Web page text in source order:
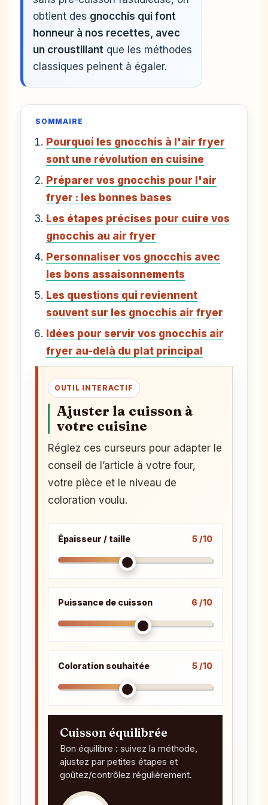
obtient des gnocchis qui font
honneur à nos recettes, avec
un croustillant que les méthodes
classiques peinent à égaler.
SOMMAIRE
Pourquoi les gnocchis à l'air fryer
sont une révolution en cuisine
Préparer vos gnocchis pour l'air
fryer : les bonnes bases
Les étapes précises pour cuire vos
gnocchis au air fryer
Personnaliser vos gnocchis avec
les bons assaisonnements
Les questions qui reviennent
souvent sur les gnocchis air fryer
Idées pour servir vos gnocchis air
fryer au-delà du plat principal
OUTIL INTERACTIF
Ajuster la cuisson à
votre cuisine
Réglez ces curseurs pour adapter le
conseil de l’article à votre four,
votre pièce et le niveau de
coloration voulu.
Épaisseur / taille 5 /10
Puissance de cuisson 6 /10
Coloration souhaitée 5 /10
Cuisson équilibrée
Bon équilibre : suivez la méthode,
ajustez par petites étapes et
goûtez/contrôlez régulièrement.